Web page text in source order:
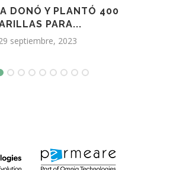
DONÓ Y PLANTÓ 400
PARA...
septiembre, 2023